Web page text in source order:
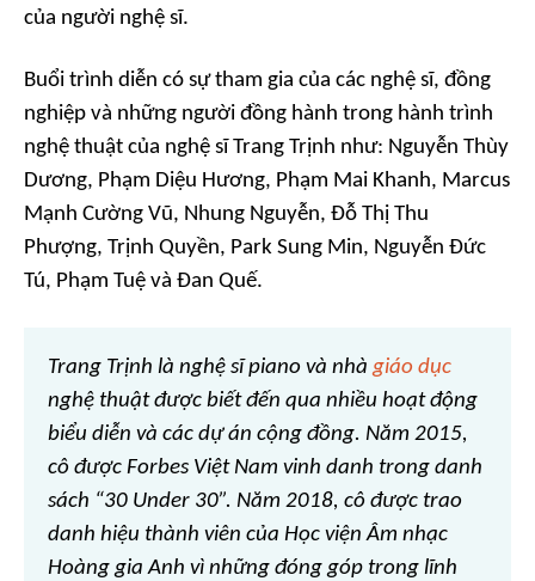
của người nghệ sĩ.
Buổi trình diễn có sự tham gia của các nghệ sĩ, đồng
nghiệp và những người đồng hành trong hành trình
nghệ thuật của nghệ sĩ Trang Trịnh như: Nguyễn Thùy
Dương, Phạm Diệu Hương, Phạm Mai Khanh, Marcus
Mạnh Cường Vũ, Nhung Nguyễn, Đỗ Thị Thu
Phượng, Trịnh Quyền, Park Sung Min, Nguyễn Đức
Tú, Phạm Tuệ và Đan Quế.
Trang Trịnh là nghệ sĩ piano và nhà giáo dục
nghệ thuật được biết đến qua nhiều hoạt động
biểu diễn và các dự án cộng đồng. Năm 2015,
cô được Forbes Việt Nam vinh danh trong danh
sách “30 Under 30”. Năm 2018, cô được trao
danh hiệu thành viên của Học viện Âm nhạc
Hoàng gia Anh vì những đóng góp trong lĩnh